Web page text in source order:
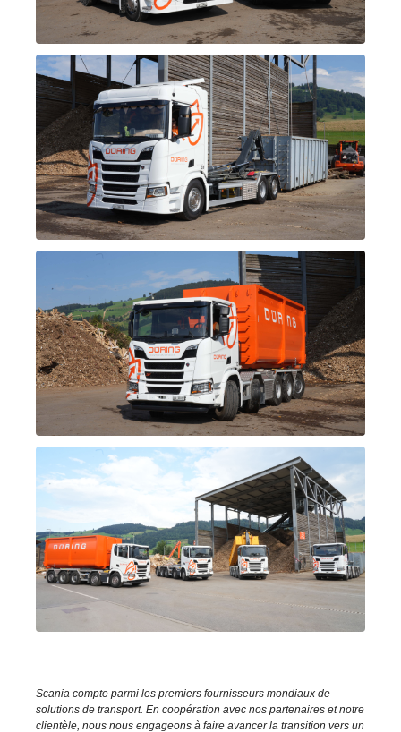
Scania compte parmi les premiers fournisseurs mondiaux de
solutions de transport. En coopération avec nos partenaires et notre
clientèle, nous nous engageons à faire avancer la transition vers un